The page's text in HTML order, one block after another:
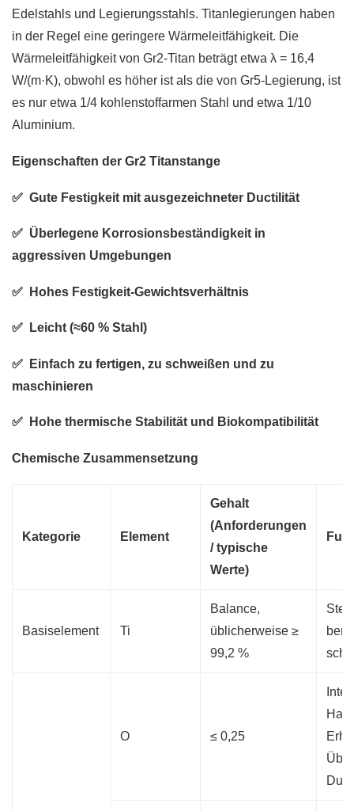
Edelstahls und Legierungsstahls. Titanlegierungen haben
in der Regel eine geringere Wärmeleitfähigkeit. Die
Wärmeleitfähigkeit von Gr2-Titan beträgt etwa λ = 16,4
W/(m·K), obwohl es höher ist als die von Gr5-Legierung, ist
es nur etwa 1/4 kohlenstoffarmen Stahl und etwa 1/10
Aluminium.
Eigenschaften der Gr2 Titanstange
✅ Gute Festigkeit mit ausgezeichneter Ductilität
✅ Überlegene Korrosionsbeständigkeit in
aggressiven Umgebungen
✅ Hohes Festigkeit-Gewichtsverhältnis
✅ Leicht (≈60 % Stahl)
✅ Einfach zu fertigen, zu schweißen und zu
maschinieren
✅ Hohe thermische Stabilität und Biokompatibilität
Chemische Zusammensetzung
Kategorie Element
Gehalt
(Anforderungen
/ typische
Werte)
Basiselement Ti
Balance,
üblicherweise ≥
99,2 %
O ≤ 0,25